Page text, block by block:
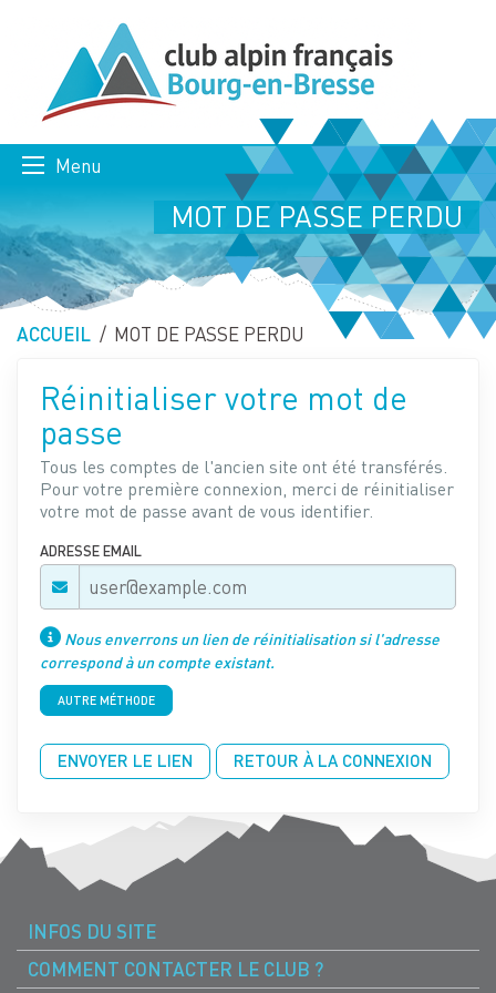
Menu
MOT DE PASSE PERDU
ACCUEIL PAGE ACTUELLE :
MOT DE PASSE PERDU
Réinitialiser votre mot de
passe
Tous les comptes de l'ancien site ont été transférés.
Pour votre première connexion, merci de réinitialiser
votre mot de passe avant de vous identifier.
ADRESSE EMAIL
Nous enverrons un lien de réinitialisation si l'adresse
correspond à un compte existant.
AUTRE MÉTHODE
ENVOYER LE LIEN RETOUR À LA CONNEXION
INFOS DU SITE
COMMENT CONTACTER LE CLUB ?